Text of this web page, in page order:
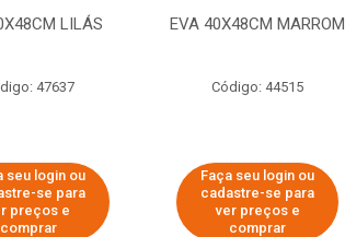
LILÁS
47637
seu login ou
se para
preços e
comprar
EVA 40X48CM MARROM
Código: 44515
Faça seu login ou
cadastre-se para
ver preços e
comprar